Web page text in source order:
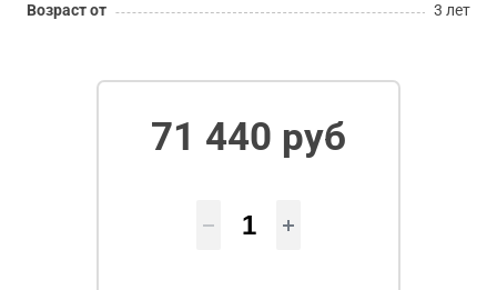
Возраст от
3 лет
71 440 руб